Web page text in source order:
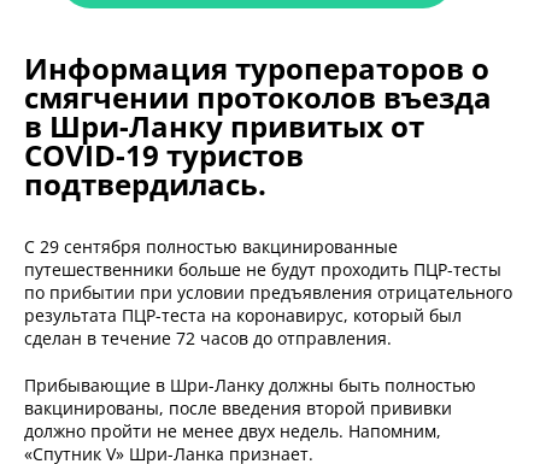
Информация туроператоров о
смягчении протоколов въезда
в Шри-Ланку привитых от
COVID-19 туристов
подтвердилась.
С 29 сентября полностью вакцинированные
путешественники больше не будут проходить ПЦР-тесты
по прибытии при условии предъявления отрицательного
результата ПЦР-теста на коронавирус, который был
сделан в течение 72 часов до отправления.
Прибывающие в Шри-Ланку должны быть полностью
вакцинированы, после введения второй прививки
должно пройти не менее двух недель. Напомним,
«Спутник V» Шри-Ланка признает.